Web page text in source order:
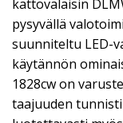
kattovalaisin
pysyvällä
suunniteltu LED-
käytännön
1828cw on
taajuuden